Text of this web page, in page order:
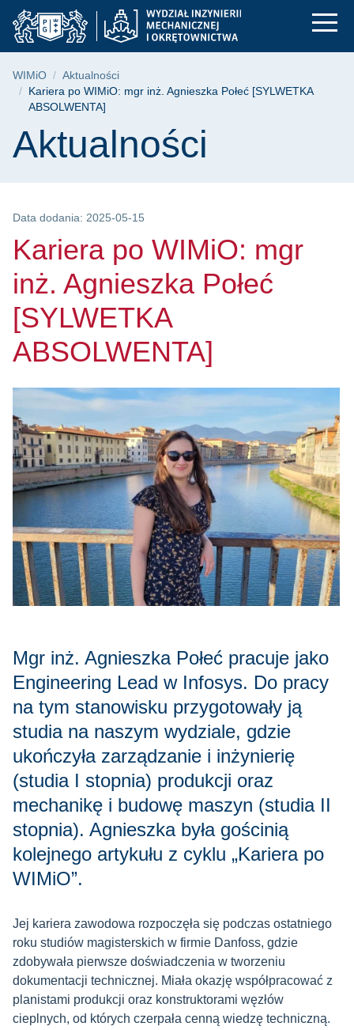
Przejdź
do
menu
Przejdź
do
wyszukiwarki
Przejdź
do
treści
Kariera po WIMiO:
Ścieżka nawigacyjna
WIMiO
Aktualności
Kariera po WIMiO: mgr inż. Agnieszka Połeć [SYLWETKA
ABSOLWENTA]
Treść strony
Aktualności
Data dodania: 2025-05-15
Kariera po WIMiO: mgr
inż. Agnieszka Połeć
[SYLWETKA
ABSOLWENTA]
Mgr inż. Agnieszka Połeć pracuje jako
Engineering Lead w Infosys. Do pracy
na tym stanowisku przygotowały ją
studia na naszym wydziale, gdzie
ukończyła zarządzanie i inżynierię
(studia I stopnia) produkcji oraz
mechanikę i budowę maszyn (studia II
stopnia). Agnieszka była gościnią
kolejnego artykułu z cyklu „Kariera po
WIMiO”.
Jej kariera zawodowa rozpoczęła się podczas ostatniego
roku studiów magisterskich w firmie Danfoss, gdzie
zdobywała pierwsze doświadczenia w tworzeniu
dokumentacji technicznej. Miała okazję współpracować z
planistami produkcji oraz konstruktorami węzłów
cieplnych, od których czerpała cenną wiedzę techniczną.